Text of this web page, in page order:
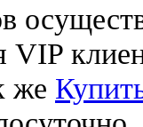
VIP
же